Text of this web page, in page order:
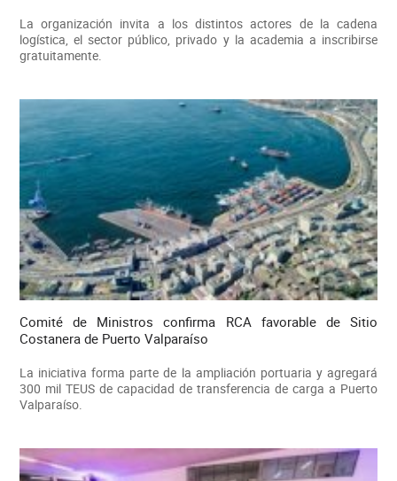
La organización invita a los distintos actores de la cadena
logística, el sector público, privado y la academia a inscribirse
gratuitamente.
Comité de Ministros confirma RCA favorable de Sitio
Costanera de Puerto Valparaíso
La iniciativa forma parte de la ampliación portuaria y agregará
300 mil TEUS de capacidad de transferencia de carga a Puerto
Valparaíso.